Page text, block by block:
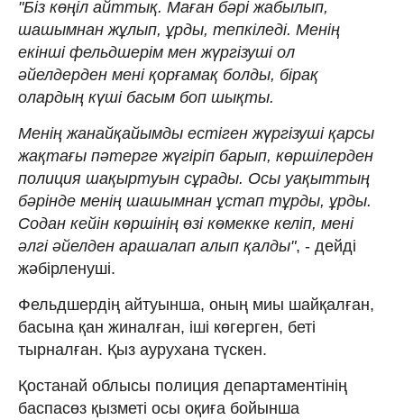
"Біз көңіл айттық. Маған бәрі жабылып,
шашымнан жұлып, ұрды, тепкіледі. Менің
екінші фельдшерім мен жүргізуші ол
әйелдерден мені қорғамақ болды, бірақ
олардың күші басым боп шықты.
Менің жанайқайымды естіген жүргізуші қарсы
жақтағы пәтерге жүгіріп барып, көршілерден
полиция шақыртуын сұрады. Осы уақыттың
бәрінде менің шашымнан ұстап тұрды, ұрды.
Содан кейін көршінің өзі көмекке келіп, мені
әлгі әйелден арашалап алып қалды", - дейді
жәбірленуші.
Фельдшердің айтуынша, оның миы шайқалған,
басына қан жиналған, іші көгерген, беті
тырналған. Қыз аурухана түскен.
Қостанай облысы полиция департаментінің
баспасөз қызметі осы оқиға бойынша